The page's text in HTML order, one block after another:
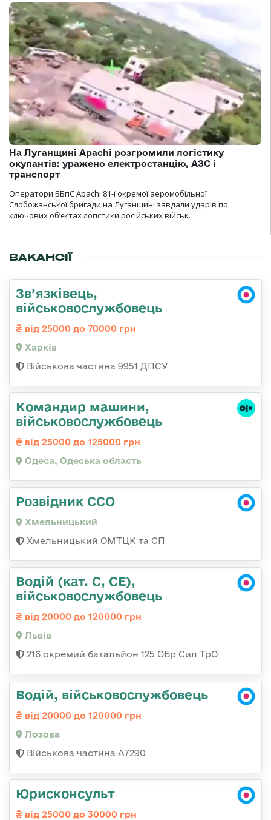
На Луганщині Apachi розгромили логістику
окупантів: уражено електростанцію, АЗС і
транспорт
Оператори ББпС Apachi 81-ї окремої аеромобільної
Слобожанської бригади на Луганщині завдали ударів по
ключових об’єктах логістики російських військ.
ВАКАНСІЇ
Зв’язківець,
військовослужбовець
від 25000 до 70000 грн
Харків
Військова частина 9951 ДПСУ
Командир машини,
військовослужбовець
від 25000 до 125000 грн
Одеса, Одеська область
Розвідник ССО
Хмельницький
Хмельницький ОМТЦК та СП
Водій (кат. С, СЕ),
військовослужбовець
від 20000 до 120000 грн
Львів
216 окремий батальйон 125 ОБр Сил ТрО
Водій, військовослужбовець
від 20000 до 120000 грн
Лозова
Військова частина А7290
Юрисконсульт
від 25000 до 30000 грн